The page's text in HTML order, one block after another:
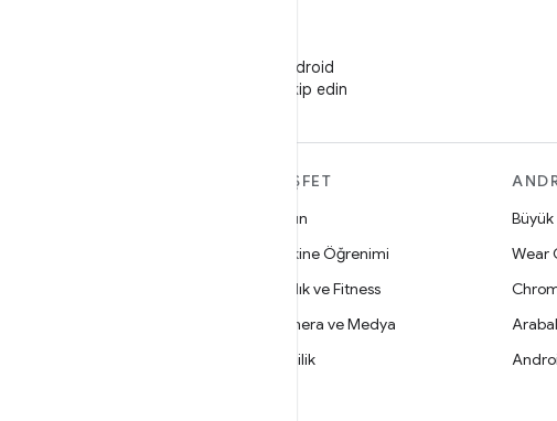
WeChat'te Android
Developers'ı takip edin
KEŞFET
Oyun
Makine Öğrenimi
Sağlık ve Fitness
Kamera ve Medya
Gizlilik
Wear